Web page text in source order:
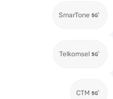
SmarTone
Telkomsel
CTM